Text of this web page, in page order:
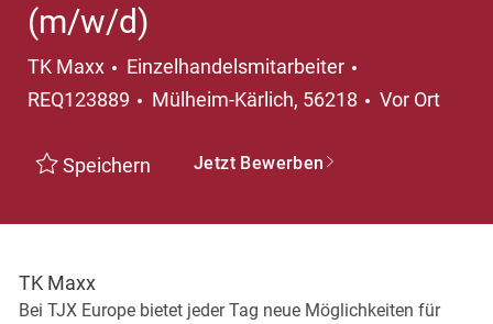
(m/w/d)
TK Maxx Kategorie
Einzelhandelsmitarbeiter
REQ123889
Ort
Mülheim-Kärlich, 56218 Vor Ort
Speichern Jetzt Bewerben
TK Maxx
Bei TJX Europe bietet jeder Tag neue Möglichkeiten für